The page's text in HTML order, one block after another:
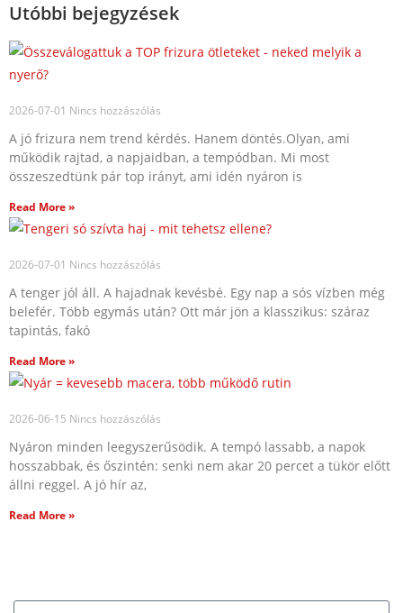
Utóbbi bejegyzések
2026-07-01 Nincs hozzászólás
A jó frizura nem trend kérdés. Hanem döntés.Olyan, ami
működik rajtad, a napjaidban, a tempódban. Mi most
összeszedtünk pár top irányt, ami idén nyáron is
Read More »
2026-07-01 Nincs hozzászólás
A tenger jól áll. A hajadnak kevésbé. Egy nap a sós vízben még
belefér. Több egymás után? Ott már jön a klasszikus: száraz
tapintás, fakó
Read More »
2026-06-15 Nincs hozzászólás
Nyáron minden leegyszerűsödik. A tempó lassabb, a napok
hosszabbak, és őszintén: senki nem akar 20 percet a tükör előtt
állni reggel. A jó hír az,
Read More »